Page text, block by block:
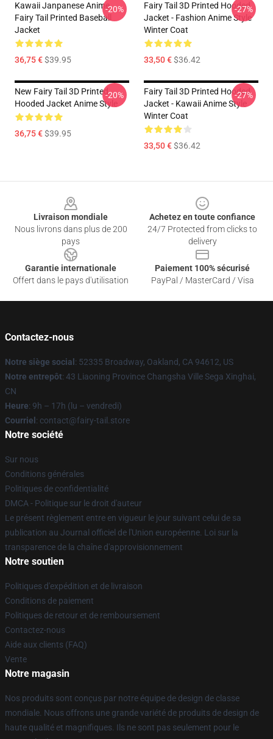
Kawaii Janpanese Anime
Fairy Tail Printed Baseball
Jacket
36,75 €$39.95
-20%
Fairy Tail 3D Printed Hooded
Jacket - Fashion Anime Style
Winter Coat
33,50 €$36.42
-27%
New Fairy Tail 3D Printed
Hooded Jacket Anime Style
36,75 €$39.95
-20%
Fairy Tail 3D Printed Hooded
Jacket - Kawaii Anime Style
Winter Coat
33,50 €$36.42
-27%
Livraison mondiale
Nous livrons dans plus de 200
pays
Achetez en toute confiance
24/7 Protected from clicks to
delivery
Garantie internationale
Offert dans le pays d'utilisation
Paiement 100% sécurisé
PayPal / MasterCard / Visa
Contactez-nous
Notre siège social : 52335 Broadway, Oakland, CA 94612, US
Notre entrepôt: 43 Liaoning Province Changsha Ville Sega Xinghai,
CN
Heure: 9h – 17h (lu – vendredi)
Courriel : contact@fairy-tail.store
Notre société
Sur nous
Conditions générales
Politiques de confidentialité
DMCA - Politique sur le droit d'auteur
Le présent règlement entre en vigueur le jour suivant celui de sa
publication au Journal officiel de l'Union européenne. Loi sur la
transparence de la chaîne d'approvisionnement
Notre soutien
Politiques d'expédition et de livraison
Conditions de paiement
Politiques de retour et de remboursement
Contactez-nous
Aide aux clients (FAQ)
Vente
Notre magasin
Nos produits sont conçus par notre équipe de design de classe
mondiale. Nous offrons une grande variété de produits de design de
haute qualité et magnifiques. Ils ne sont pas seulement pour le